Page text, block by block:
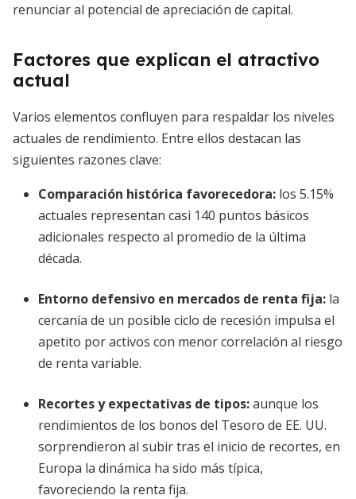
renunciar al potencial de apreciación de capital.
Factores que explican el atractivo
actual
Varios elementos confluyen para respaldar los niveles
actuales de rendimiento. Entre ellos destacan las
siguientes razones clave:
Comparación histórica favorecedora: los 5.15%
actuales representan casi 140 puntos básicos
adicionales respecto al promedio de la última
década.
Entorno defensivo en mercados de renta fija: la
cercanía de un posible ciclo de recesión impulsa el
apetito por activos con menor correlación al riesgo
de renta variable.
Recortes y expectativas de tipos:aunque los
rendimientos de los bonos del Tesoro de EE. UU.
sorprendieron al subir tras el inicio de recortes, en
Europa la dinámica ha sido más típica,
favoreciendo la renta fija.